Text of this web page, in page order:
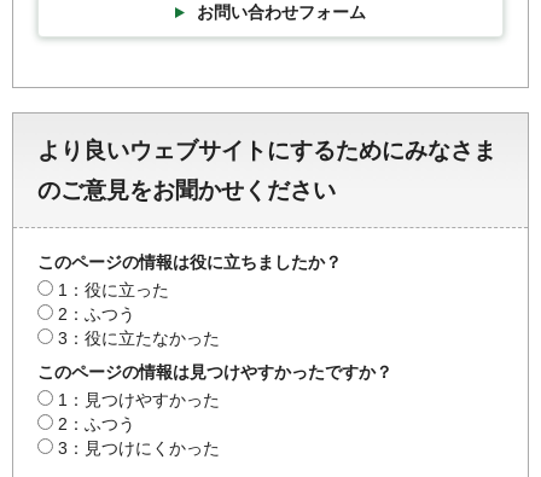
お問い合わせフォーム
より良いウェブサイトにするためにみなさま
のご意見をお聞かせください
このページの情報は役に立ちましたか？
1：役に立った
2：ふつう
3：役に立たなかった
このページの情報は見つけやすかったですか？
1：見つけやすかった
2：ふつう
3：見つけにくかった